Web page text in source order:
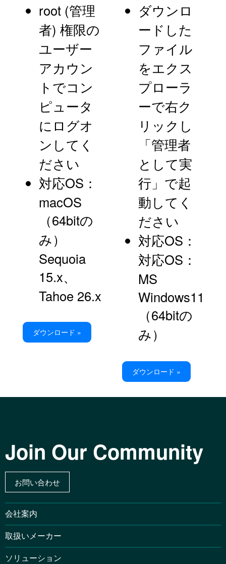
root (管理
者) 権限の
ユーザー
アカウン
トでコン
ピュータ
にログオ
ンしてく
ださい
対応OS：
macOS
（64bitの
み）
Sequoia
15.x、
Tahoe 26.x
ダウンロード »
ダウンロ
ードした
ファイル
をエクス
プローラ
ーで右ク
リックし
「管理者
として実
行」で起
動してく
ださい
対応OS：
対応OS：
MS
Windows11
（64bitの
み）
ダウンロード »
Join Our Community
お問い合わせ
会社案内
取扱いメーカー
ソリューション